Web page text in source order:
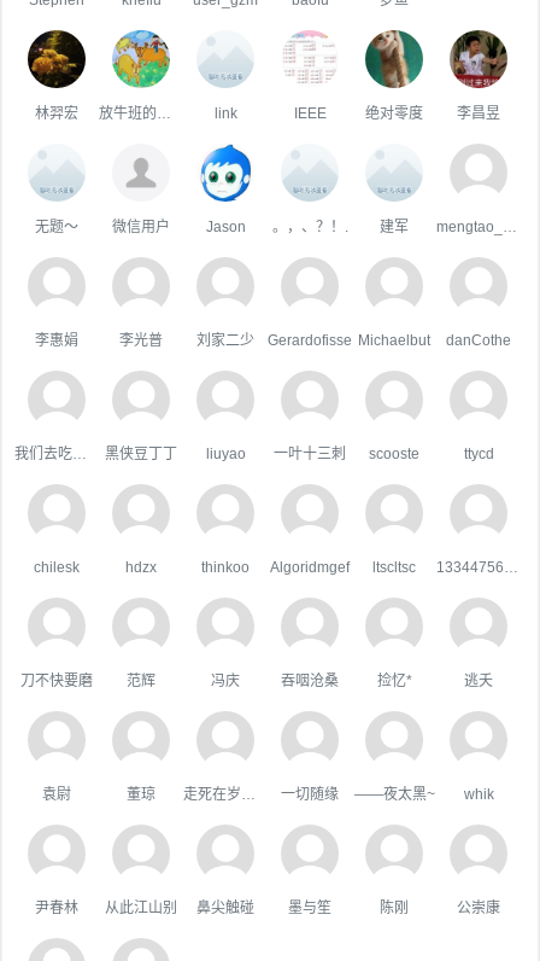
林羿宏 link IEEE 绝对零度 李昌昱
无题～ 微信用户 Jason 。，、？！. 建军
李惠娟 李光普 刘家二少 Gerardofisse Michaelbut danCothe
黑侠豆丁丁 liuyao 一叶十三刺 scooste ttycd
chilesk hdzx thinkoo Algoridmgef ltscltsc
刀不快要磨 范辉 冯庆 吞咽沧桑 捡忆* 逃夭
袁尉 董琼 一切随缘 ——夜太黑~ whik
尹春林 从此江山别 鼻尖触碰 墨与笙 陈刚 公崇康